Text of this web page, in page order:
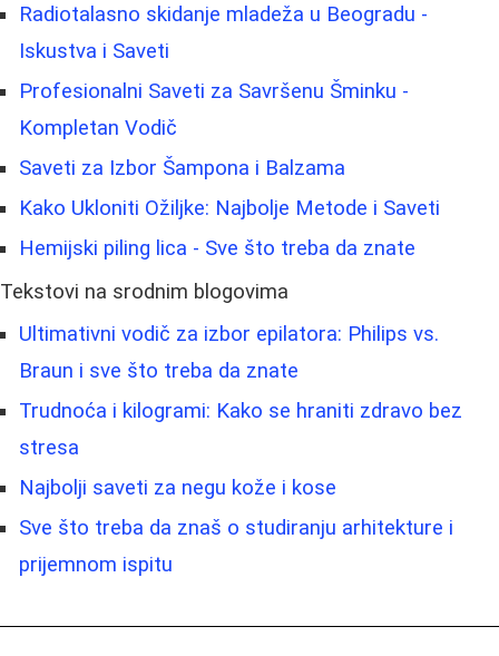
Radiotalasno skidanje mladeža u Beogradu -
Iskustva i Saveti
Profesionalni Saveti za Savršenu Šminku -
Kompletan Vodič
Saveti za Izbor Šampona i Balzama
Kako Ukloniti Ožiljke: Najbolje Metode i Saveti
Hemijski piling lica - Sve što treba da znate
Tekstovi na srodnim blogovima
Ultimativni vodič za izbor epilatora: Philips vs.
Braun i sve što treba da znate
Trudnoća i kilogrami: Kako se hraniti zdravo bez
stresa
Najbolji saveti za negu kože i kose
Sve što treba da znaš o studiranju arhitekture i
prijemnom ispitu